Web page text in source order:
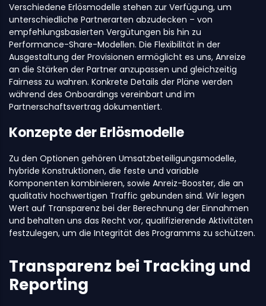
Verschiedene Erlösmodelle stehen zur Verfügung, um
unterschiedliche Partnerarten abzudecken – von
empfehlungsbasierten Vergütungen bis hin zu
Performance-Share-Modellen. Die Flexibilität in der
Ausgestaltung der Provisionen ermöglicht es uns, Anreize
an die Stärken der Partner anzupassen und gleichzeitig
Fairness zu wahren. Konkrete Details der Pläne werden
während des Onboardings vereinbart und im
Partnerschaftsvertrag dokumentiert.
Konzepte der Erlösmodelle
Zu den Optionen gehören Umsatzbeteiligungsmodelle,
hybride Konstruktionen, die feste und variable
Komponenten kombinieren, sowie Anreiz-Booster, die an
qualitativ hochwertigen Traffic gebunden sind. Wir legen
Wert auf Transparenz bei der Berechnung der Einnahmen
und behalten uns das Recht vor, qualifizierende Aktivitäten
festzulegen, um die Integrität des Programms zu schützen.
Transparenz bei Tracking und
Reporting